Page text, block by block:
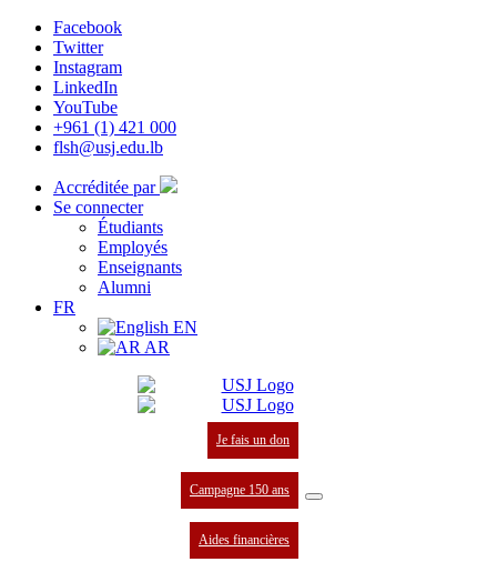
Facebook
Twitter
Instagram
LinkedIn
YouTube
+961 (1) 421 000
flsh@usj.edu.lb
Accréditée par
Se connecter
Étudiants
Employés
Enseignants
Alumni
FR
EN
AR
Je fais un don
Campagne 150 ans
Aides financières